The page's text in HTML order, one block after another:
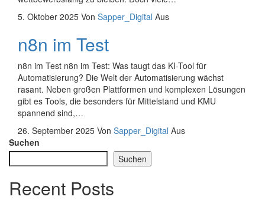
5. Oktober 2025 Von Sapper_Digital Aus
n8n im Test
n8n im Test n8n im Test: Was taugt das KI-Tool für
Automatisierung? Die Welt der Automatisierung wächst
rasant. Neben großen Plattformen und komplexen Lösungen
gibt es Tools, die besonders für Mittelstand und KMU
spannend sind,…
26. September 2025 Von Sapper_Digital Aus
Suchen
Suchen
Recent Posts